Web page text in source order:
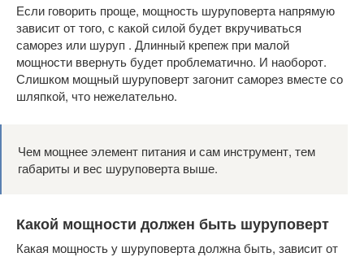
Если говорить проще, мощность шуруповерта напрямую
зависит от того, с какой силой будет вкручиваться
саморез или шуруп . Длинный крепеж при малой
мощности ввернуть будет проблематично. И наоборот.
Слишком мощный шуруповерт загонит саморез вместе со
шляпкой, что нежелательно.
Чем мощнее элемент питания и сам инструмент, тем
габариты и вес шуруповерта выше.
Какой мощности должен быть шуруповерт
Какая мощность у шуруповерта должна быть, зависит от